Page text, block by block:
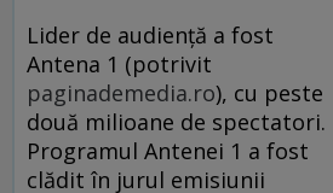
Lider de audiență a fost
Antena 1 (potrivit
paginademedia.ro), cu peste
două milioane de spectatori.
Programul Antenei 1 a fost
clădit în jurul emisiunii